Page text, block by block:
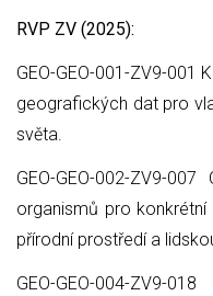
RVP ZV (2025):
GEO-GEO-001-ZV9-001
geografických dat pro
světa.
GEO-GEO-002-ZV9-
organismů pro
přírodní prostředí a
GEO-GEO-004-ZV9-